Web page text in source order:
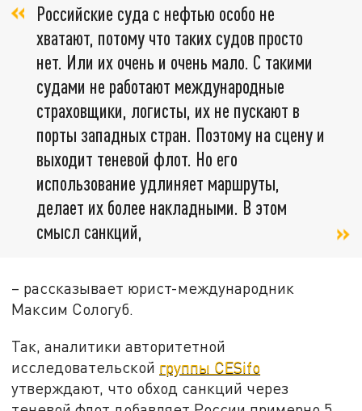
Российские суда с нефтью особо не
хватают, потому что таких судов просто
нет. Или их очень и очень мало. С такими
судами не работают международные
страховщики, логисты, их не пускают в
порты западных стран. Поэтому на сцену и
выходит теневой флот. Но его
использование удлиняет маршруты,
делает их более накладными. В этом
смысл санкций,
– рассказывает юрист-международник
Максим Сологуб.
Так, аналитики авторитетной
исследовательской группы CESifo
утверждают, что обход санкций через